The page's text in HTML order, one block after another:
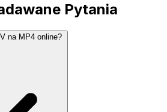
Pytania
na MP4 online?